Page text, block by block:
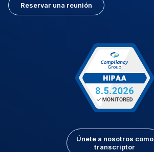
Reservar una reunión
Únete a nosotros como
transcriptor